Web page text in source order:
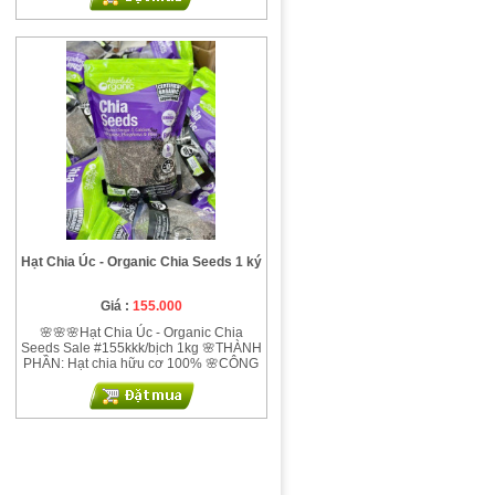
luôn ạ! Hàng Lock siêu bền. ‼️Găng tay
cao su tự nhiên Lock&Lock ETM802P
size M dài 37cm ‼️Giá #48k/ đôi. Combo
3 đôi #130k Mặt trên găng tay có thiết kế
trơn đẹp mắt cùng mặt tiếp xúc phía
dưới có thiết kế gai nhỏ, dày giúp tăng
ma sát, giúp bạn không bị trượt tay khi
bê, cầm các đồ vật. Chiều dài đến 37cm
dài qua khuỷu tay nên rất tiện khi sử
dụng. Mùa đông hanh khô, trời lại lạnh
nữa, chị em nhớ dùng găng tay cao su
khi vệ sinh nhà tắm, rửa bát. Bảo vệ da
tay khi tiếp xúc với các chất tẩy rửa, hóa
chất gia dụng, nước dơ, các chất bụi
bẩn...
Hạt Chia Úc - Organic Chia Seeds 1 ký
Giá : 155.000
🌸🌸🌸Hạt Chia Úc - Organic Chia
Seeds Sale #155kkk/bịch 1kg 🌸THÀNH
PHẦN: Hạt chia hữu cơ 100% 🌸CÔNG
DỤNG: – Giúp ổn định huyết áp –
Chống đông máu – Tăng cường sức
khỏe, giúp các cơ bắp trở nên săn chắc,